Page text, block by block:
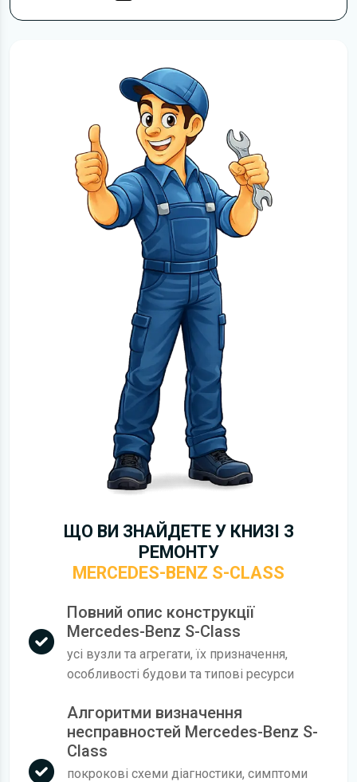
ЩО ВИ ЗНАЙДЕТЕ У КНИЗІ З
РЕМОНТУ
MERCEDES-BENZ S-CLASS
Повний опис конструкції
Mercedes-Benz S-Class
усі вузли та агрегати, їх призначення,
особливості будови та типові ресурси
Алгоритми визначення
несправностей Mercedes-Benz S-
Class
покрокові схеми діагностики, симптоми